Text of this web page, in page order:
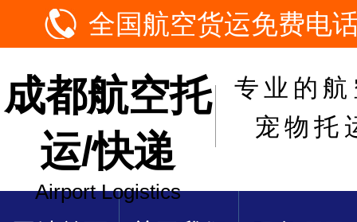
全国航空货运免费电
成都航空托
运/快递
Airport Logistics
专业的
宠物托